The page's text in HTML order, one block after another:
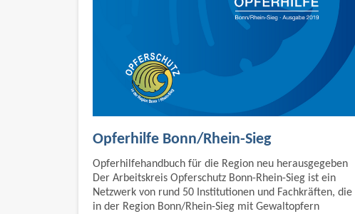
Opferhilfe Bonn/Rhein-Sieg
Opferhilfehandbuch für die Region neu herausgegeben
Der Arbeitskreis Opferschutz Bonn-Rhein-Sieg ist ein
Netzwerk von rund 50 Institutionen und Fachkräften, die
in der Region Bonn/Rhein-Sieg mit Gewaltopfern